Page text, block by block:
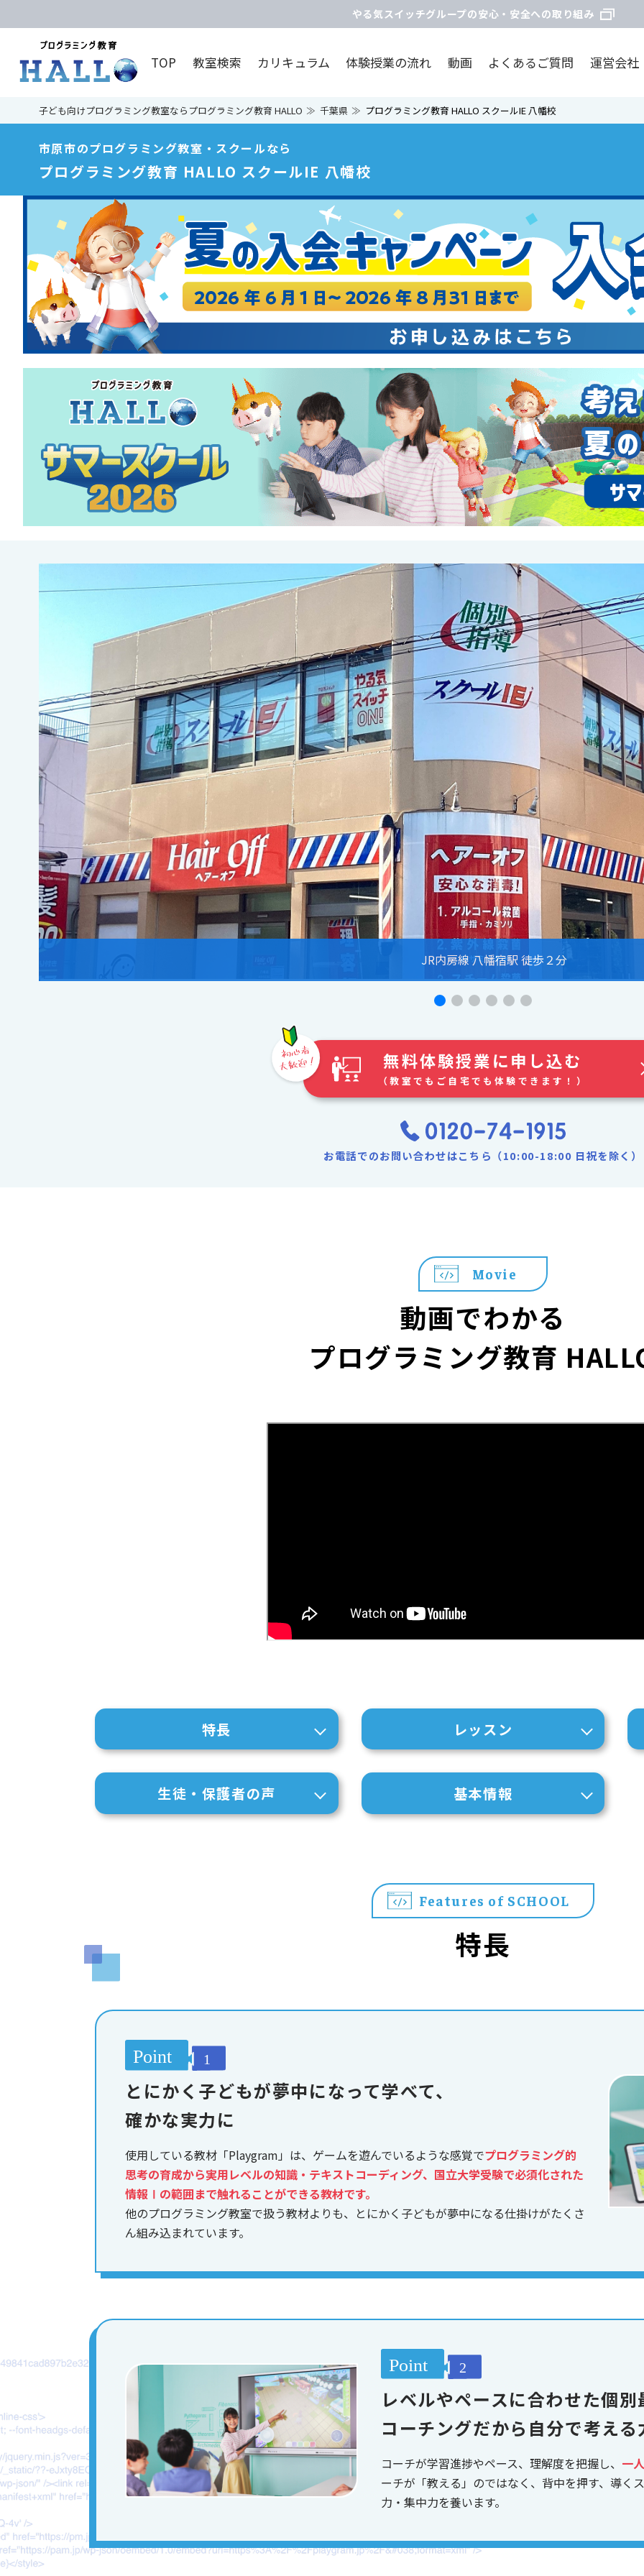
やる気スイッチグループの安心・安全への取り組み
TOP 教室検索 カリキュラム 体験授業の流れ 動画 よくあるご質問 運営会社
子ども向けプログラミング教室ならプログラミング教育 HALLO 千葉県 プログラミング教育 HALLO スクールIE 八幡校
市原市のプログラミング教室・スクールなら
プログラミング教育 HALLO スクールIE 八幡校
プログラミングを1から学ぶことが出来ます！
無料体験授業に申し込む
（教室でもご自宅でも体験できます！）
お電話でのお問い合わせはこちら（10:00-18:00 日祝を除く）
Movie
動画でわかる
プログラミング教育
特長 レッスン
生徒・保護者の声 基本情報
Features of SCHOOL
特長
とにかく子どもが夢中になって学べて、
確かな実力に
使用している教材「Playgram」は、ゲームを遊んでいるような感覚でプログラミング的
思考の育成から実用レベルの知識・テキストコーディング、国立大学受験で必須化された
情報Ⅰの範囲まで触れることができる教材です。
他のプログラミング教室で扱う教材よりも、とにかく子どもが夢中になる仕掛けがたくさ
ん組み込まれています。
レベルやペースに合わせた個
コーチングだから自分で考え
コーチが学習進捗やペース、理解度を把握し、 一
ーチが「教える」のではなく、背中を押す、導く
力・集中力を養います。